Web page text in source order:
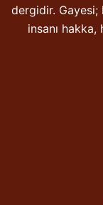
dergidir.
insanı